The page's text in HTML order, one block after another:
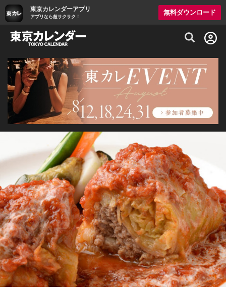
東京カレンダーアプリ
アプリなら超サクサク！
無料ダウンロード
グルメ情報・プレミアムレストラン予約